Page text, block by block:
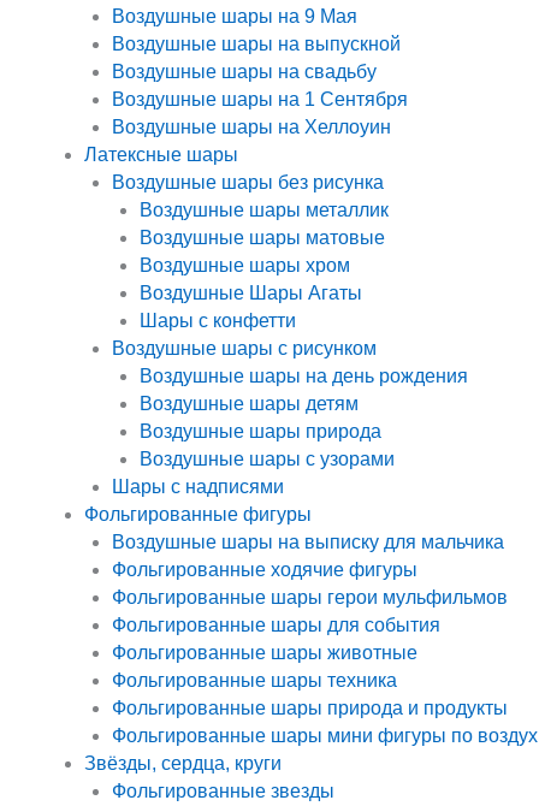
Воздушные шары на 9 Мая
Воздушные шары на выпускной
Воздушные шары на свадьбу
Воздушные шары на 1 Сентября
Воздушные шары на Хеллоуин
Латексные шары
Воздушные шары без рисунка
Воздушные шары металлик
Воздушные шары матовые
Воздушные шары хром
Воздушные Шары Агаты
Шары с конфетти
Воздушные шары с рисунком
Воздушные шары на день рождения
Воздушные шары детям
Воздушные шары природа
Воздушные шары с узорами
Шары с надписями
Фольгированные фигуры
Воздушные шары на выписку для мальчика
Фольгированные ходячие фигуры
Фольгированные шары герои мульфильмов
Фольгированные шары для события
Фольгированные шары животные
Фольгированные шары техника
Фольгированные шары природа и продукты
Фольгированные шары мини фигуры по воздух
Звёзды, сердца, круги
Фольгированные звезды